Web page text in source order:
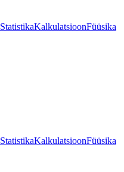
StatistikaKalkulatsioonFüüsika
StatistikaKalkulatsioonFüüsika